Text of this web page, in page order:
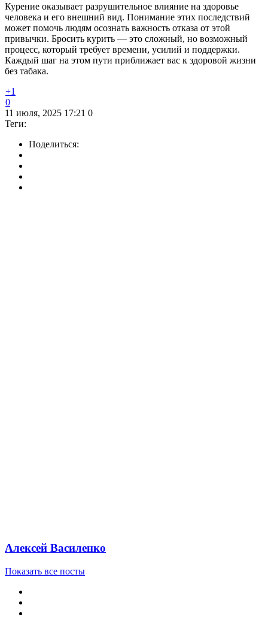
Курение оказывает разрушительное влияние на здоровье
человека и его внешний вид. Понимание этих последствий
может помочь людям осознать важность отказа от этой
привычки. Бросить курить — это сложный, но возможный
процесс, который требует времени, усилий и поддержки.
Каждый шаг на этом пути приближает вас к здоровой жизни
без табака.
+1
0
11 июля, 2025 17:21 0
Теги:
Поделиться:
Алексей Василенко
Показать все посты